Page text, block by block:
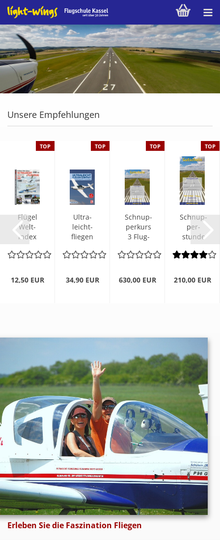
Unsere Empfehlungen
TOP
Flü­gel
Welt-​
Index
Flug­
12,50 EUR
TOP
Ul­tra­
leicht­
flie­gen
pakt
34,90 EUR
TOP
Schnup­
per­kurs
3 Flug­
630,00 EUR
TOP
Schnup­
per­
stun­de
210,00 EUR
Erleben Sie die Faszination Fliegen